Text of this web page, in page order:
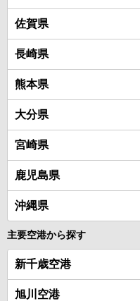
佐賀県
長崎県
熊本県
大分県
宮崎県
鹿児島県
沖縄県
主要空港から探す
新千歳空港
旭川空港